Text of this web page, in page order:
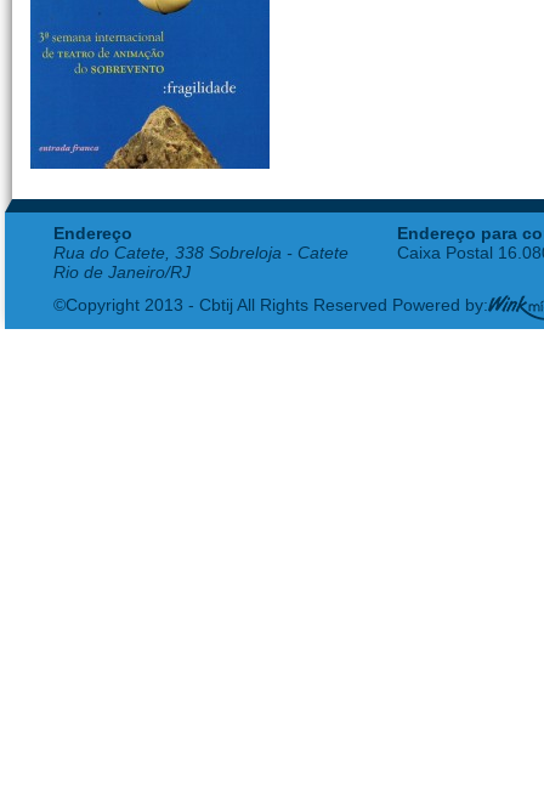
Endereço
Rua do Catete, 338 Sobreloja - Catete
Rio de Janeiro/RJ
Endereço para
Caixa Postal
©Copyright 2013 - Cbtij All Rights Reserved Powered by: